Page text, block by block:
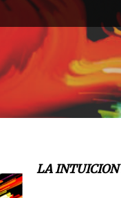
LA INTUICION